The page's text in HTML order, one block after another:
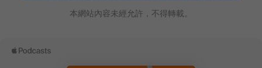
本網站內容未經允許，不得轉載。